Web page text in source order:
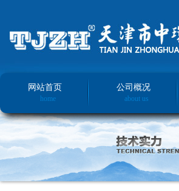
网站首页
home
公司概况
about us